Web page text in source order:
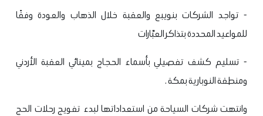
- تواجد الشركات بنويبع والعقبة خلال الذهاب والعودة وفقًا
للمواعيد المحددة بتذاكر العبّارات
- تسليم كشف تفصيلي بأسماء الحجاج بمينائي العقبة الأردني
ومنطقة النوبارية بمكة .
وانتهت شركات السياحة من استعداداتها لبدء تفويج رحلات الحج